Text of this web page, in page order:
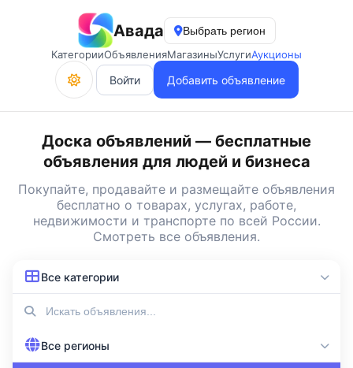
Авада
Выбрать регион
КатегорииОбъявленияМагазиныУслугиАукционы
Войти Добавить объявление
Доска объявлений — бесплатные
объявления для людей и бизнеса
Покупайте, продавайте и размещайте объявления
бесплатно о товарах, услугах, работе,
недвижимости и транспорте по всей России.
Смотреть все объявления.
Все категории
Все регионы